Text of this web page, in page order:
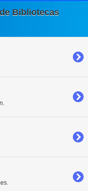
Bibliotecas